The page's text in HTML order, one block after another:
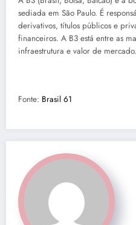
sediada em São Paulo. É
derivativos, títulos públicos e
financeiros. A B3 está entre as
infraestrutura e valor de mercado.
Fonte: Brasil 61